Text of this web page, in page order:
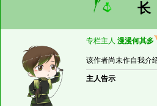
专栏主人 漫漫何其多
该作者尚未作自我
主人告示